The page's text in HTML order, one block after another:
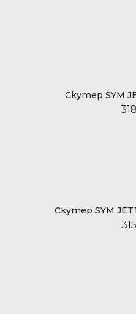
Скутер SYM
Скутер SYM